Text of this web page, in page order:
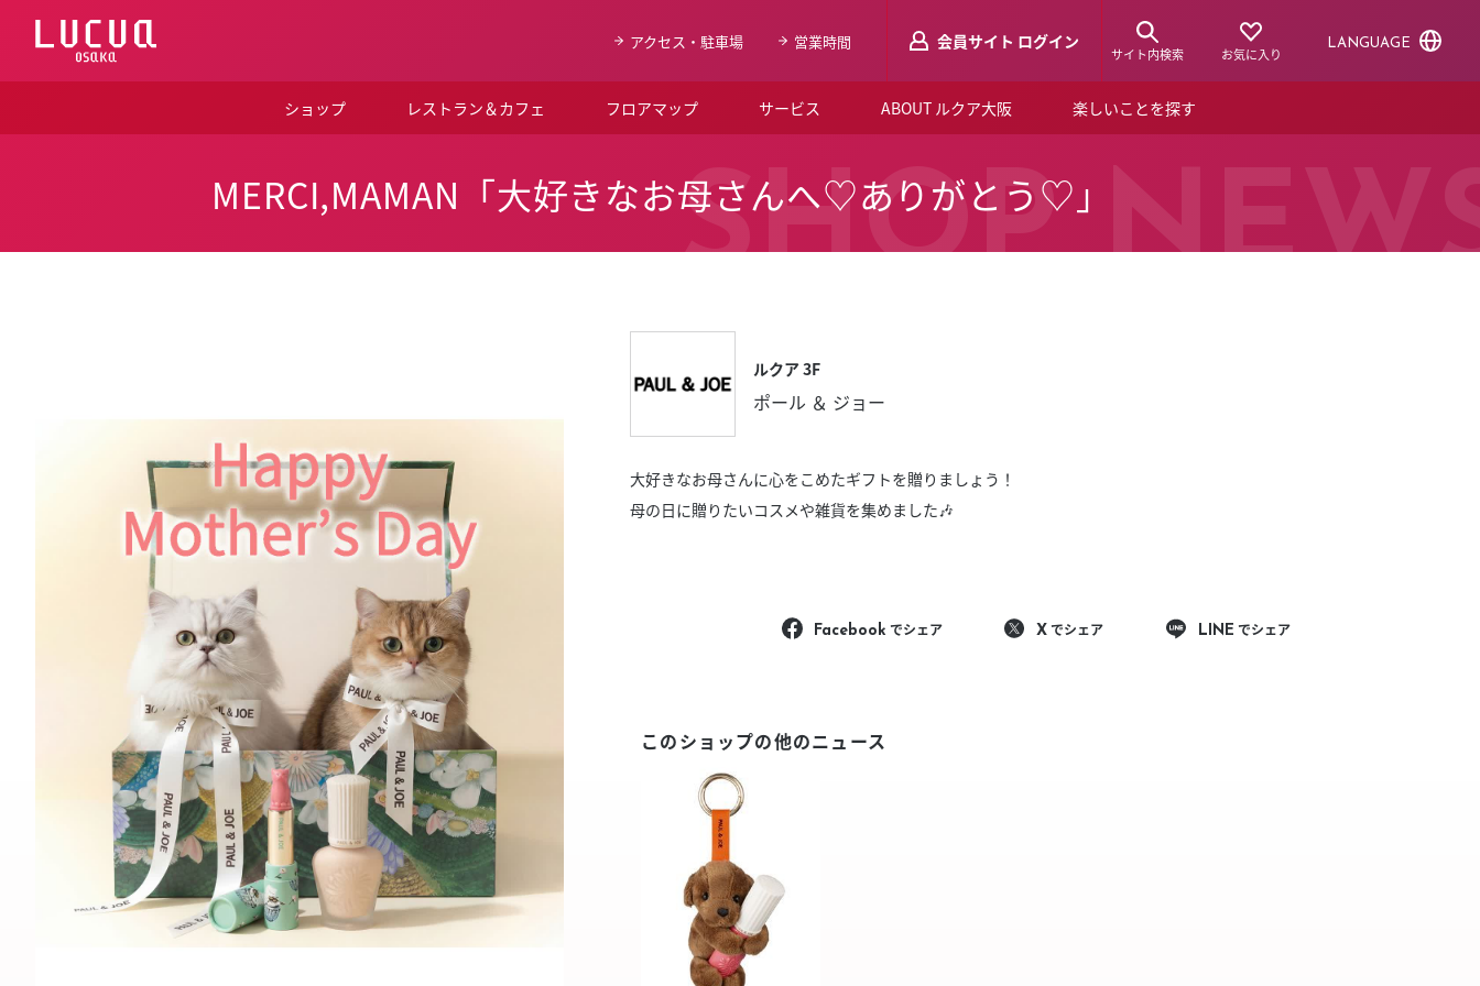
ス
アクセス・駐車場 営業時間 会員サイト ログイン
サイト内検索 お気に入り
LANGUAGE
ショップ レストラン＆カフェ フロアマップ サービス ABOUT ルクア大阪
LUCUAメンバーズカード
会員登録はこちらから！
ルクア大阪について
SNSアカウント一覧
LUCUAブライダルクラブ
スタッフ募集（長期で働きたい方）
楽しいことを探す
ショップニュース
MERCI,MAMAN「大好きなお母さんへ♡ありがとう♡」
SHOP
ルクア 3F
ポール ＆ ジョー
大好きなお母さんに心をこめたギフトを贈りましょう！
母の日に贈りたいコスメや雑貨を集めました🎶
Facebook でシェア X でシェア LINE でシェア
このショップの他のニュース